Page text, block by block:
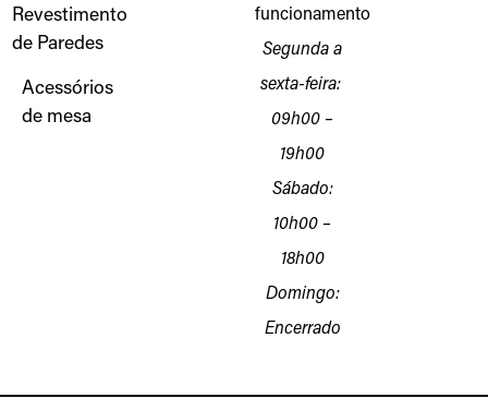
Revestimento
de Paredes
Acessórios
de mesa
funcionamento
Segunda a
sexta-feira:
09h00 –
19h00
Sábado:
10h00 –
18h00
Domingo:
Encerrado